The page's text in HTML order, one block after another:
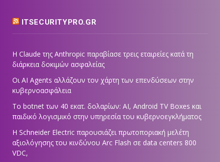
ITSECURITYPRO.GR
Η Claude της Anthropic παραβίασε τρεις εταιρείες κατά τη
διάρκεια δοκιμών ασφαλείας
Οι AI Agents αλλάζουν τον χάρτη των επενδύσεων στην
κυβερνοασφάλεια
Το botnet των 40 εκατ. δολαρίων: AI, Android TV Boxes και
παιδικό λογισμικό στην υπηρεσία του κυβερνοεγκλήματος
Η Schneider Electric παρουσιάζει πρωτοποριακή μελέτη
αξιολόγησης του κινδύνου Arc Flash σε data centers 800
VDC,